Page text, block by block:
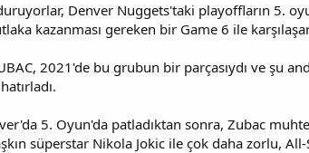
Denver Nuggets'taki playoffların 5.
kazanması gereken bir Game 6 ile
2021'de bu grubun bir parçasıydı ve şu
5. Oyun'da patladıktan sonra, Zubac
süperstar Nikola Jokic ile çok daha zorlu,